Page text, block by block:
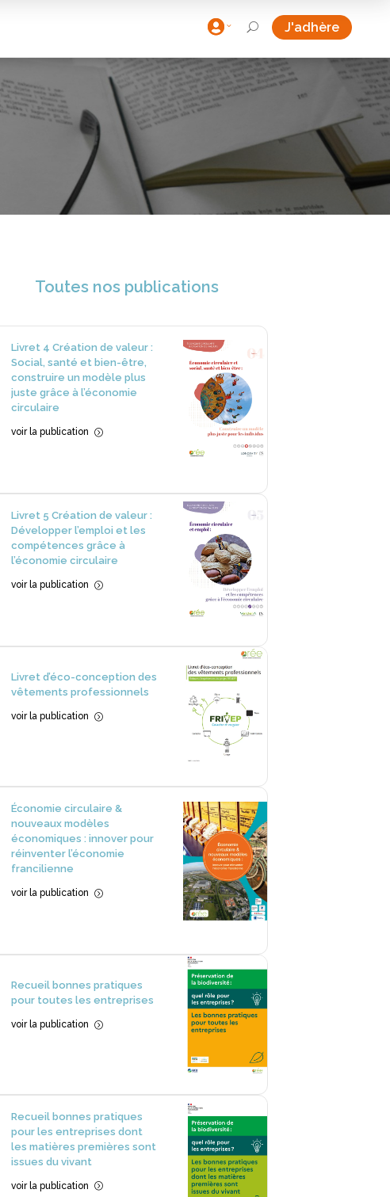
 U J'adhère
Toutes nos publications
Livret 4 Création de valeur :
Social, santé et bien-être,
construire un modèle plus
juste grâce à l’économie
circulaire
voir la publication =
Livret 5 Création de valeur :
Développer l’emploi et les
compétences grâce à
l’économie circulaire
voir la publication =
Livret d’éco-conception des
vêtements professionnels
voir la publication =
Économie circulaire &
nouveaux modèles
économiques : innover pour
réinventer l’économie
francilienne
voir la publication =
Recueil bonnes pratiques
pour toutes les entreprises
voir la publication =
Recueil bonnes pratiques
pour les entreprises dont
les matières premières sont
issues du vivant
voir la publication =